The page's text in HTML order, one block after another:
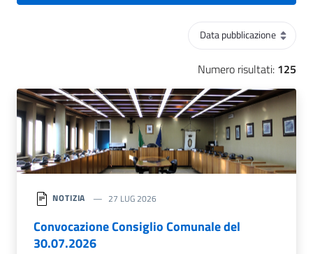
Ordinamento
Numero risultati: 125
NOTIZIA 27 LUG 2026
Convocazione Consiglio Comunale del
30.07.2026